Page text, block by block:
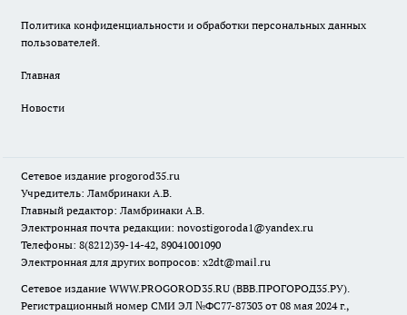
Политика конфиденциальности и обработки персональных данных
пользователей.
Главная
Новости
Сетевое издание progorod35.ru
Учредитель: Ламбринаки А.В.
Главный редактор: Ламбринаки А.В.
Электронная почта редакции: novostigoroda1@yandex.ru
Телефоны: 8(8212)39-14-42, 89041001090
Электронная для других вопросов: x2dt@mail.ru
Сетевое издание WWW.PROGOROD35.RU (ВВВ.ПРОГОРОД35.РУ).
Регистрационный номер СМИ ЭЛ №ФС77-87303 от 08 мая 2024 г.,